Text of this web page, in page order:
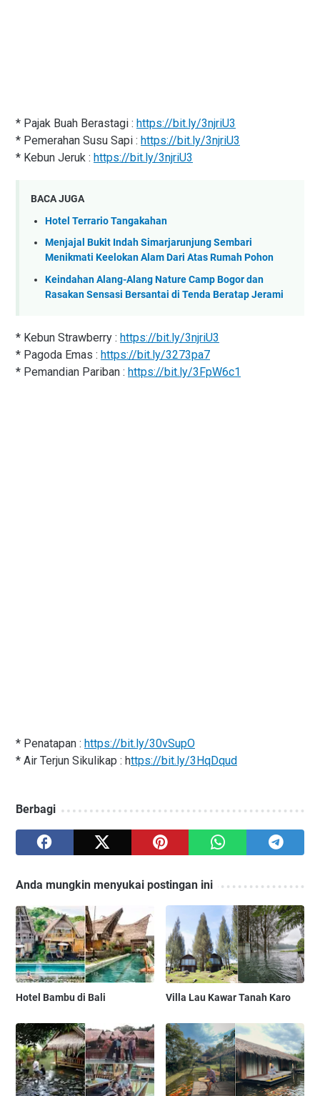
* Pajak Buah Berastagi : https://bit.ly/3njriU3
* Pemerahan Susu Sapi : https://bit.ly/3njriU3
* Kebun Jeruk : https://bit.ly/3njriU3
BACA JUGA
Hotel Terrario Tangakahan
Menjajal Bukit Indah Simarjarunjung Sembari
Menikmati Keelokan Alam Dari Atas Rumah Pohon
Keindahan Alang-Alang Nature Camp Bogor dan
Rasakan Sensasi Bersantai di Tenda Beratap Jerami
* Kebun Strawberry : https://bit.ly/3njriU3
* Pagoda Emas : https://bit.ly/3273pa7
* Pemandian Pariban : https://bit.ly/3FpW6c1
* Penatapan : https://bit.ly/30vSupO
* Air Terjun Sikulikap : https://bit.ly/3HqDqud
Berbagi
Anda mungkin menyukai postingan ini
Hotel Bambu di Bali Villa Lau Kawar Tanah Karo